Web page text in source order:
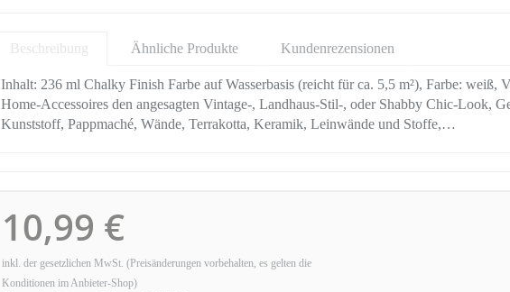
Beschreibung Ähnliche Produkte Kundenrezensionen
Inhalt: 236 ml Chalky Finish Farbe auf Wasserbasis (reicht für ca. 5,5 m²), Farbe: weiß,
Home-Accessoires den angesagten Vintage-, Landhaus-Stil-, oder Shabby Chic-Look,
Kunststoff, Pappmaché, Wände, Terrakotta, Keramik, Leinwände und Stoffe,…
10,99 €
inkl. der gesetzlichen MwSt. (Preisänderungen vorbehalten, es gelten die
Konditionen im Anbieter-Shop)